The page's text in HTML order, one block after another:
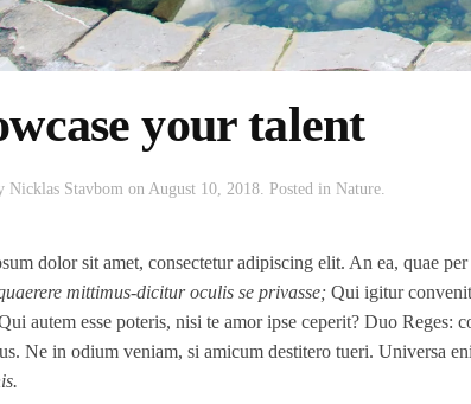
your talent
Nicklas Stavbom on August 10, 2018 . Posted in Nature
dolor sit amet, consectetur adipiscing elit. An ea, quae
mittimus-dicitur oculis se privasse; Qui igitur
autem esse poteris, nisi te amor ipse ceperit? Duo
Ne in odium veniam, si amicum destitero tueri. Universa